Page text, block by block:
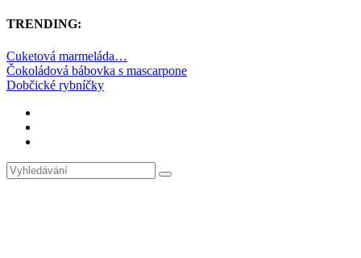
TRENDING:
Cuketová marmeláda…
Čokoládová bábovka s mascarpone
Dobčické rybníčky